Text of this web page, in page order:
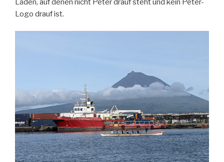
Läden, auf denen nicht Peter drauf steht und kein Peter-
Logo drauf ist.